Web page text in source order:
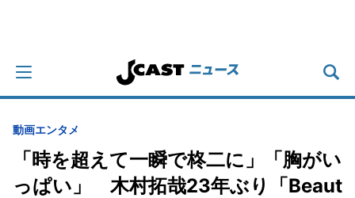
動画エンタメ
「時を超えて一瞬で柊二に」「胸がい
っぱい」 木村拓哉23年ぶり「Beaut